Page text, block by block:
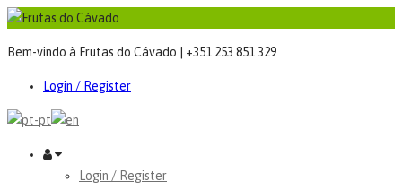
Bem-vindo à Frutas do Cávado | +351 253 851 329
Login / Register
Login / Register